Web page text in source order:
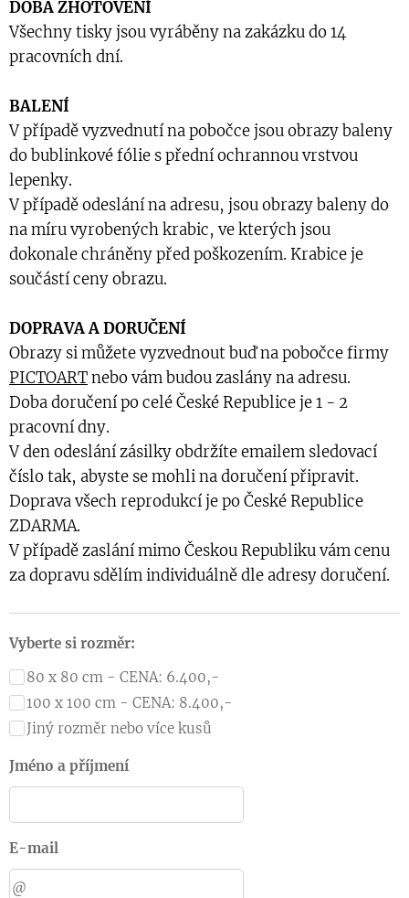
DOBA ZHOTOVENÍ
Všechny tisky jsou vyráběny na zakázku do 14
pracovních dní.
BALENÍ
V případě vyzvednutí na pobočce jsou obrazy baleny
do bublinkové fólie s přední ochrannou vrstvou
lepenky.
V případě odeslání na adresu, jsou obrazy baleny do
na míru vyrobených krabic, ve kterých jsou
dokonale chráněny před poškozením. Krabice je
součástí ceny obrazu.
DOPRAVA A DORUČENÍ
Obrazy si můžete vyzvednout buď na pobočce firmy
PICTOARTnebo vám budou zaslány na adresu.
Doba doručení po celé České Republice je 1 - 2
pracovní dny.
V den odeslání zásilky obdržíte emailem sledovací
číslo tak, abyste se mohli na doručení připravit.
Doprava všech reprodukcí je po České Republice
ZDARMA.
V případě zaslání mimo Českou Republiku vám cenu
za dopravu sdělím individuálně dle adresy doručení.
Vyberte si rozměr:
80 x 80 cm - CENA: 6.400,-
100 x 100 cm - CENA: 8.400,-
Jiný rozměr nebo více kusů
Jméno a příjmení
E-mail